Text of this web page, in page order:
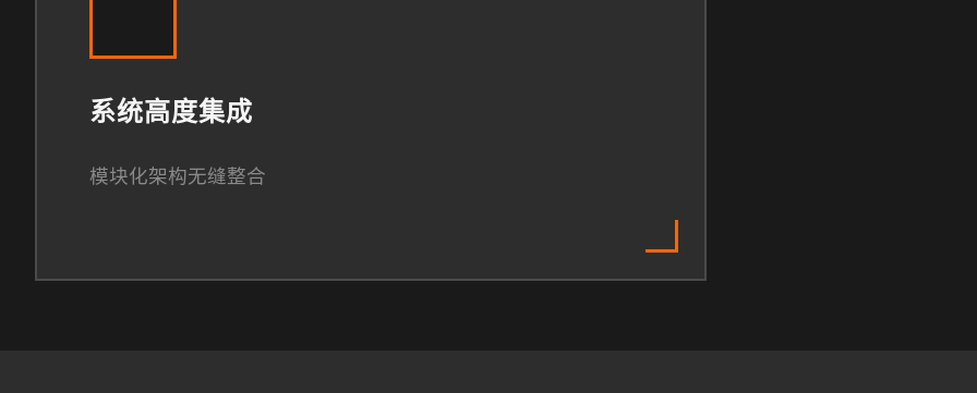
系统高度集成
模块化架构无缝整合